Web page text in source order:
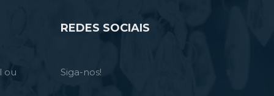
ou
REDES SOCIAIS
Siga-nos!